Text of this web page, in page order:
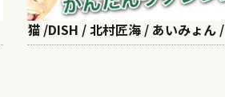
猫 /DISH / 北村匠海 / あいみょん /